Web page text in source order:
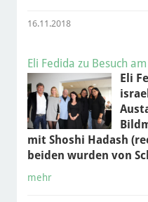
16.11.2018
Eli Fedida zu Besuch
Eli
mit Shoshi Hadash
beiden wurden von
mehr